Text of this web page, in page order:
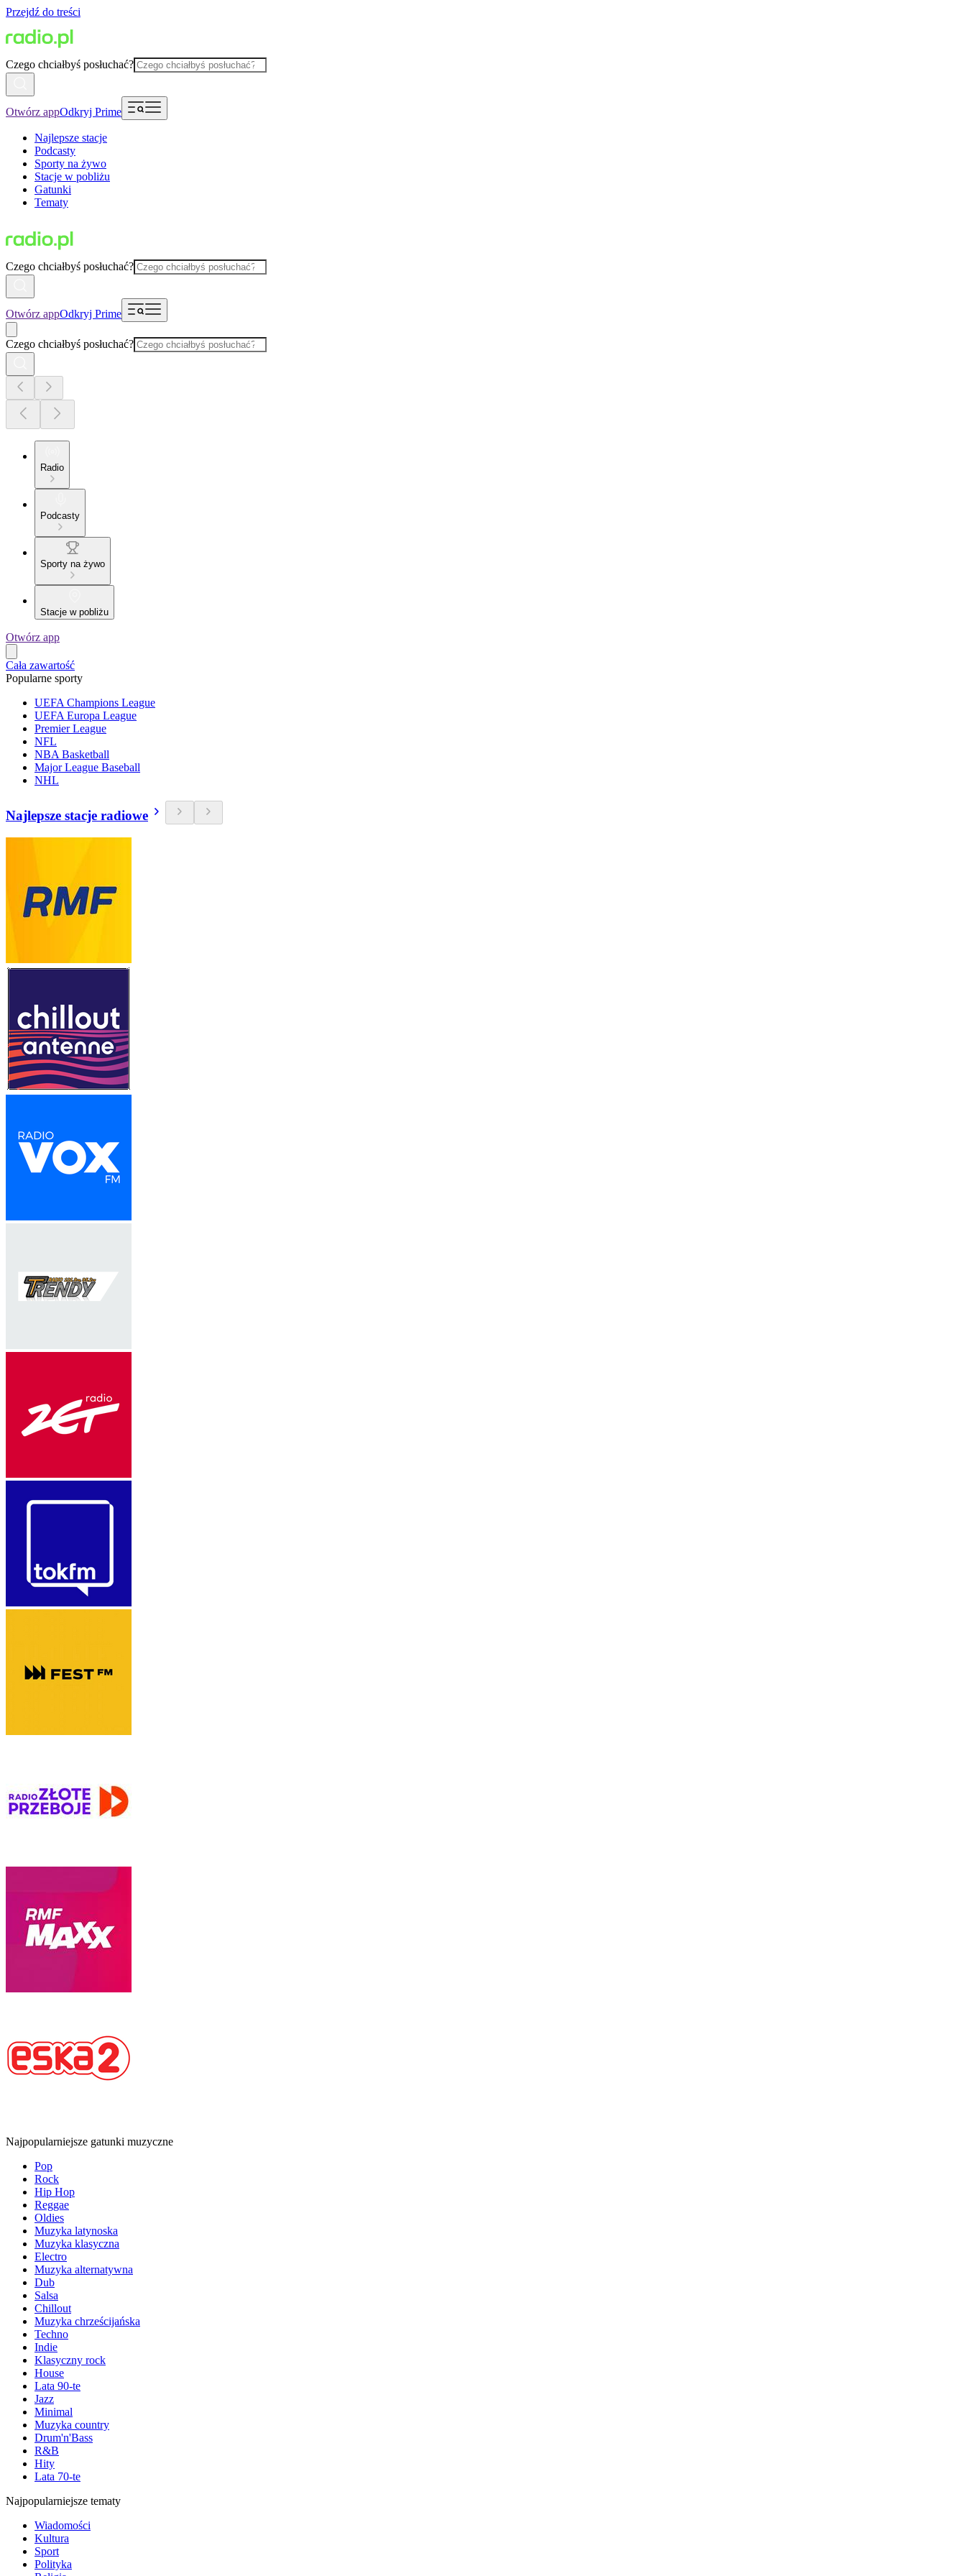
Przejdź do treści
Czego chciałbyś posłuchać?
Otwórz appOdkryj Prime
Najlepsze stacje
Podcasty
Sporty na żywo
Stacje w pobliżu
Gatunki
Tematy
Czego chciałbyś posłuchać?
Otwórz appOdkryj Prime
Czego chciałbyś posłuchać?
Radio
Podcasty
Sporty na żywo
Stacje w pobliżu
Otwórz app
Cała zawartość
Popularne sporty
UEFA Champions League
UEFA Europa League
Premier League
NFL
NBA Basketball
Major League Baseball
NHL
Najlepsze stacje radiowe
Najpopularniejsze gatunki muzyczne
Pop
Rock
Hip Hop
Reggae
Oldies
Muzyka latynoska
Muzyka klasyczna
Electro
Muzyka alternatywna
Dub
Salsa
Chillout
Muzyka chrześcijańska
Techno
Indie
Klasyczny rock
House
Lata 90-te
Jazz
Minimal
Muzyka country
Drum'n'Bass
R&B
Hity
Lata 70-te
Najpopularniejsze tematy
Wiadomości
Kultura
Sport
Polityka